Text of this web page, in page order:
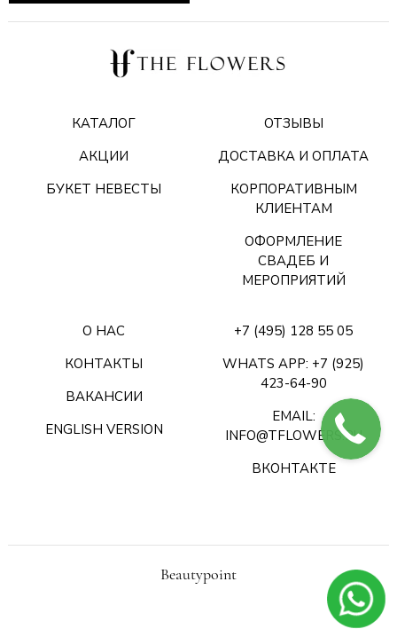
КАТАЛОГ
АКЦИИ
БУКЕТ НЕВЕСТЫ
ОТЗЫВЫ
ДОСТАВКА И ОПЛАТА
КОРПОРАТИВНЫМ
КЛИЕНТАМ
ОФОРМЛЕНИЕ
СВАДЕБ И
МЕРОПРИЯТИЙ
О НАС
КОНТАКТЫ
ВАКАНСИИ
ENGLISH VERSION
+7 (495) 128 55 05
WHATS APP: +7 (925)
423-64-90
EMAIL:
INFO@TFLOWERS.RU
ВКОНТАКТЕ
Beautypoint